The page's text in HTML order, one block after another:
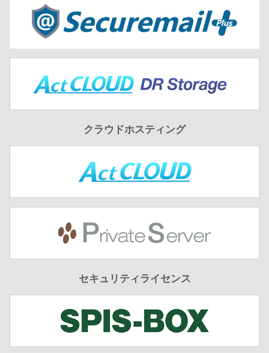
クラウドホスティング
セキュリティライセンス